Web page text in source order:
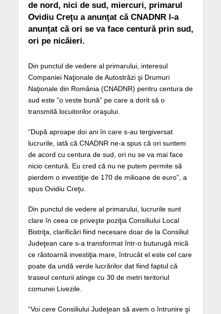
de nord, nici de sud, miercuri, primarul
Ovidiu Creţu a anunţat că CNADNR l-a
anunţat că ori se va face centură prin sud,
ori pe nicăieri.
Din punctul de vedere al primarului, interesul
Companiei Naţionale de Autostrăzi şi Drumuri
Naţionale din România (CNADNR) pentru centura de
sud este “o veste bună” pe care a dorit să o
transmită locuitorilor oraşului.
“După aproape doi ani în care s-au tergiversat
lucrurile, iată că CNADNR ne-a spus că ori suntem
de acord cu centura de sud, ori nu se va mai face
nicio centură. Eu cred că nu ne putem permite să
pierdem o investiţie de 170 de milioane de euro”, a
spus Ovidiu Creţu.
Din punctul de vedere al primarului, lucrurile sunt
clare în ceea ce priveşte poziţia Consiliului Local
Bistriţa, clarificări fiind necesare doar de la Consiliul
Judeţean care s-a transformat într-o buturugă mică
ce răstoarnă investiţia mare, întrucât el este cel care
poate da undă verde lucrărilor dat fiind faptul că
traseul centurii atinge cu 30 de metri teritoriul
comunei Livezile.
“Voi cere Consiliului Judeţean să avem o întrunire şi